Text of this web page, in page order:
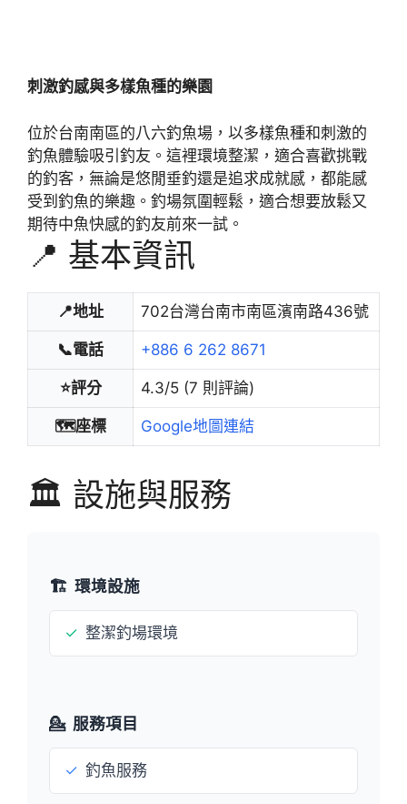
刺激釣感與多樣魚種的樂園
位於台南南區的八六釣魚場，以多樣魚種和刺激的
釣魚體驗吸引釣友。這裡環境整潔，適合喜歡挑戰
的釣客，無論是悠閒垂釣還是追求成就感，都能感
受到釣魚的樂趣。釣場氛圍輕鬆，適合想要放鬆又
期待中魚快感的釣友前來一試。
📍 基本資訊
📍地址 702台灣台南市南區濱南路436號
📞電話 +886 6 262 8671
⭐評分 4.3/5 (7 則評論)
🗺️座標 Google地圖連結
🏛️ 設施與服務
🏗️ 環境設施
✓ 整潔釣場環境
💁 服務項目
✓ 釣魚服務